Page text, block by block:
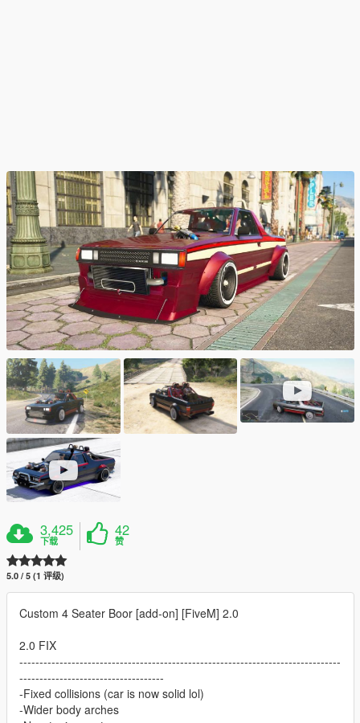
3,425
下载
42
赞
5.0 / 5 (1 评级)
Custom 4 Seater Boor [add-on] [FiveM] 2.0
2.0 FIX
--------------------------------------------------------------------------------
------------------------------------
-Fixed collisions (car is now solid lol)
-Wider body arches